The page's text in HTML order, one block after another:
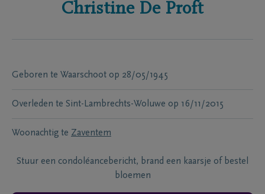
Christine De Proft
Geboren te Waarschoot op 28/05/1945
Overleden te Sint-Lambrechts-Woluwe op 16/11/2015
Woonachtig te Zaventem
Stuur een condoléancebericht, brand een kaarsje of bestel
bloemen